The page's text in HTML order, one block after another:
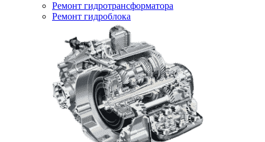
Ремонт гидротрансформатора
Ремонт гидроблока